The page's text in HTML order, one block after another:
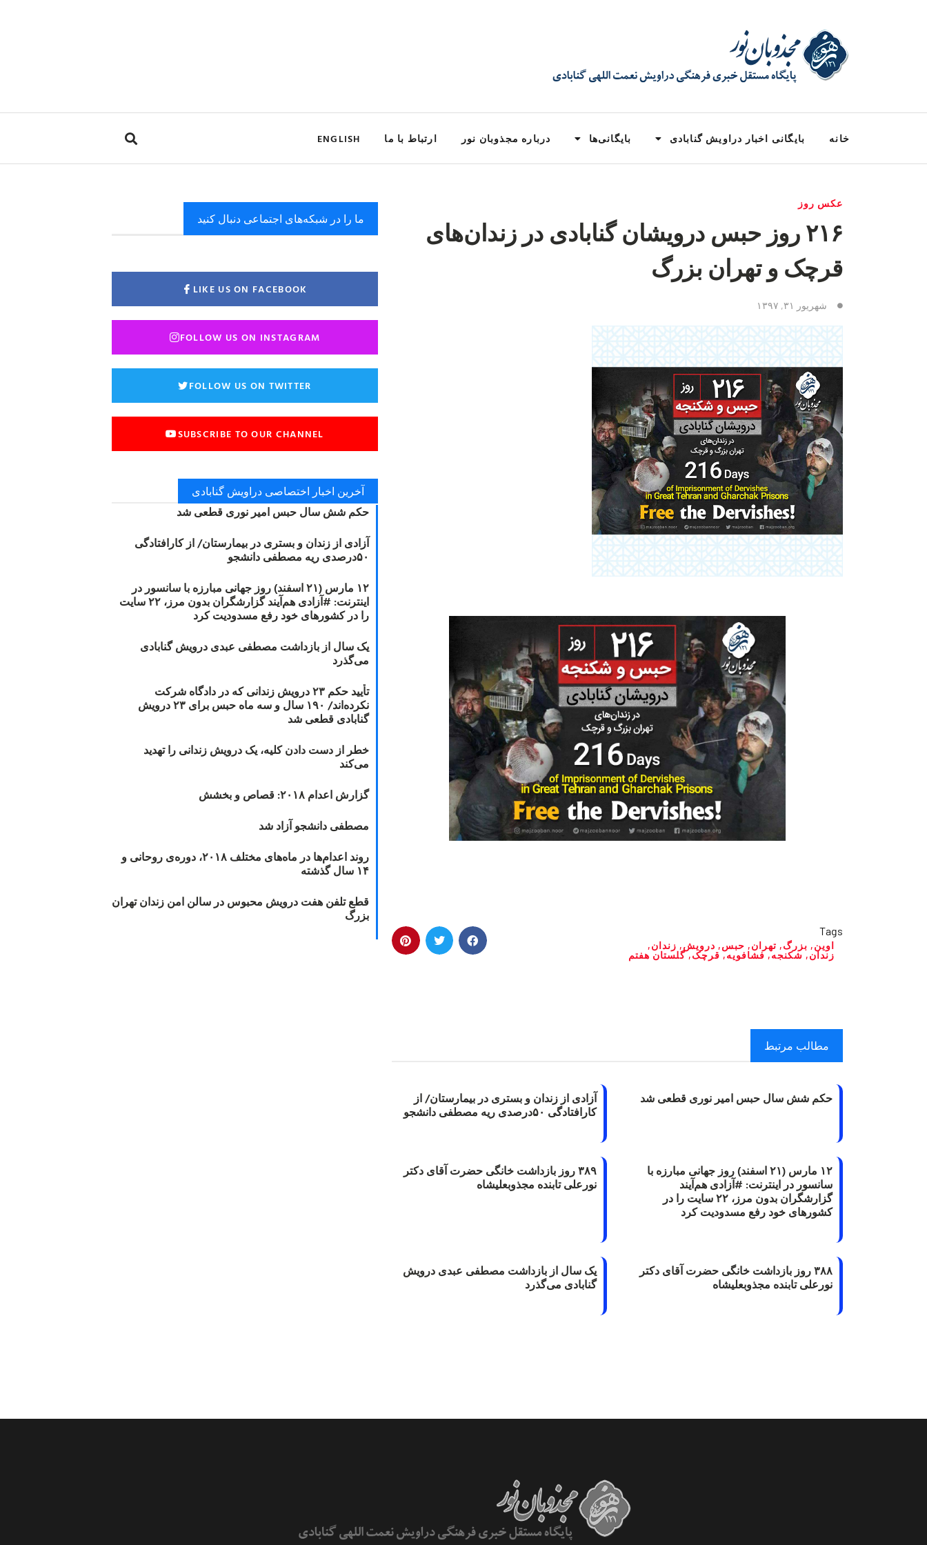
خانه بایگانی اخبار دراویش گنابادی بایگانی‌ها درباره مجذوبان نور ارتباط با ما ENGLISH
عکس روز
۲۱۶ روز حبس درویشان گنابادی در زندان‌های
قرچک و تهران بزرگ
شهریور ۳۱, ۱۳۹۷
Tags
اوین, بزرگ, تهران, حبس, درویش, زندان,
زندان‌, شکنجه, فشافویه, قرچک,گلستان هفتم
مطالب مرتبط
حکم شش سال حبس امیر نوری قطعی شد
آزادی از زندان و بستری در بیمارستان/ از
کارافتادگی ۵۰درصدی ریه مصطفی دانشجو
۱۲ مارس (۲۱ اسفند) روز جهانی مبارزه با
سانسور در اینترنت: #آزادی هم‌آیند
گزارشگران‌ بدون مرز، ۲۲ سایت را در
کشورهای خود رفع مسدودیت کرد
۳۸۹ روز بازداشت خانگی حضرت آقای دکتر
نورعلی تابنده مجذوبعلیشاه
۳۸۸ روز بازداشت خانگی حضرت آقای دکتر
نورعلی تابنده مجذوبعلیشاه
یک سال از بازداشت مصطفی عبدی درویش
گنابادی می‌گذرد
ما را در شبکه‌های اجتماعی دنبال کنید
LIKE US ON FACEBOOK
FOLLOW US ON INSTAGRAM
FOLLOW US ON TWITTER
SUBSCRIBE TO OUR CHANNEL
آخرین اخبار اختصاصی دراویش گنابادی
حکم شش سال حبس امیر نوری قطعی شد
آزادی از زندان و بستری در بیمارستان/ از کارافتادگی
۵۰درصدی ریه مصطفی دانشجو
۱۲ مارس (۲۱ اسفند) روز جهانی مبارزه با سانسور در
اینترنت: #آزادی هم‌آیند گزارشگران‌ بدون مرز، ۲۲ سایت
را در کشورهای خود رفع مسدودیت کرد
یک سال از بازداشت مصطفی عبدی درویش گنابادی
می‌گذرد
تأیید حکم ۲۳ درویش زندانی که در دادگاه شرکت
نکرده‌اند/ ۱۹۰ سال و سه ماه حبس برای ۲۳ درویش
گنابادی قطعی شد
خطر از دست دادن کلیه، یک درویش زندانی را تهدید
می‌کند
گزارش اعدام ۲۰۱۸: قصاص و بخشش
مصطفی دانشجو آزاد شد
روند اعدام‌ها در ماه‌های مختلف ۲۰۱۸، دوره‌ی روحانی و
۱۴ سال گذشته
قطع تلفن هفت درویش محبوس در سالن امن زندان تهران
بزرگ